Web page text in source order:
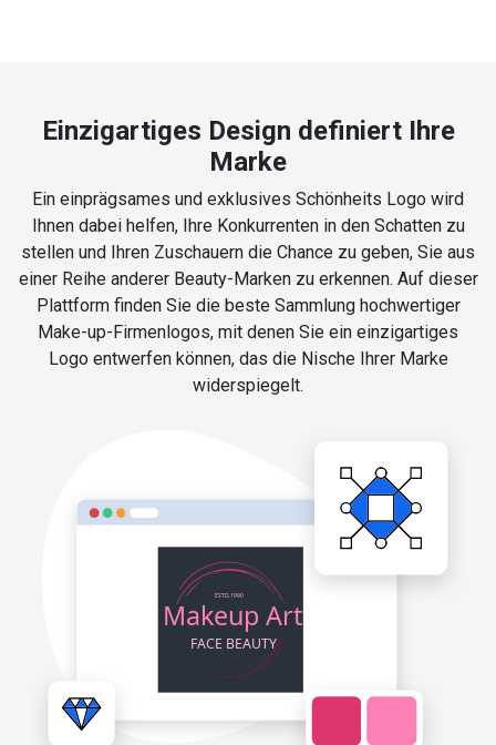
Einzigartiges Design definiert Ihre
Marke
Ein einprägsames und exklusives Schönheits Logo wird
Ihnen dabei helfen, Ihre Konkurrenten in den Schatten zu
stellen und Ihren Zuschauern die Chance zu geben, Sie aus
einer Reihe anderer Beauty-Marken zu erkennen. Auf dieser
Plattform finden Sie die beste Sammlung hochwertiger
Make-up-Firmenlogos, mit denen Sie ein einzigartiges
Logo entwerfen können, das die Nische Ihrer Marke
widerspiegelt.